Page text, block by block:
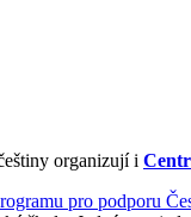
organizují i
pro podporu